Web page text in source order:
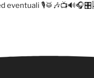
eventuali